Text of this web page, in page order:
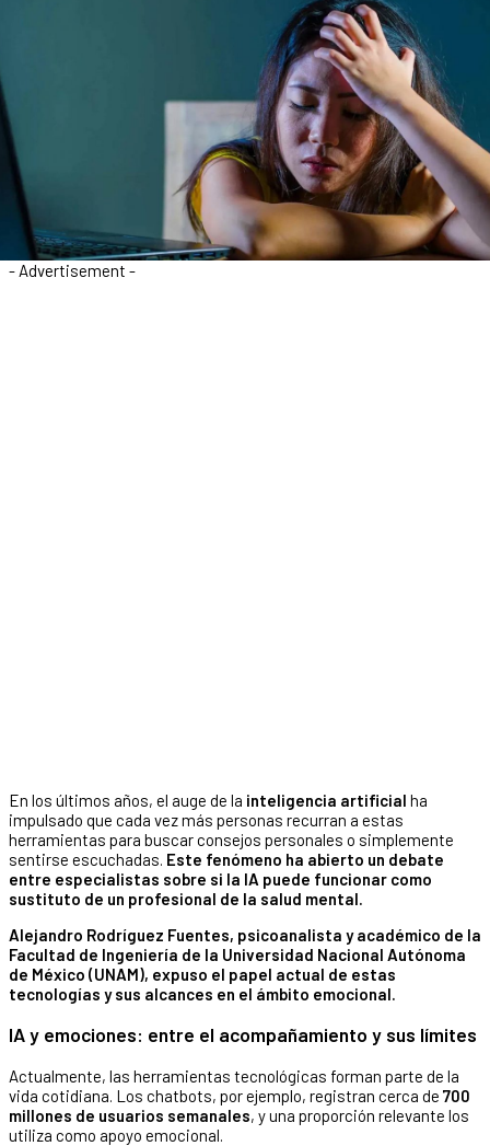
- Advertisement -
En los últimos años, el auge de la inteligencia artificial ha
impulsado que cada vez más personas recurran a estas
herramientas para buscar consejos personales o simplemente
sentirse escuchadas. Este fenómeno ha abierto un debate
entre especialistas sobre si la IA puede funcionar como
sustituto de un profesional de la salud mental.
Alejandro Rodríguez Fuentes, psicoanalista y académico de la
Facultad de Ingeniería de la Universidad Nacional Autónoma
de México (UNAM), expuso el papel actual de estas
tecnologías y sus alcances en el ámbito emocional.
IA y emociones: entre el acompañamiento y sus límites
Actualmente, las herramientas tecnológicas forman parte de la
vida cotidiana. Los chatbots, por ejemplo, registran cerca de 700
millones de usuarios semanales, y una proporción relevante los
utiliza como apoyo emocional.